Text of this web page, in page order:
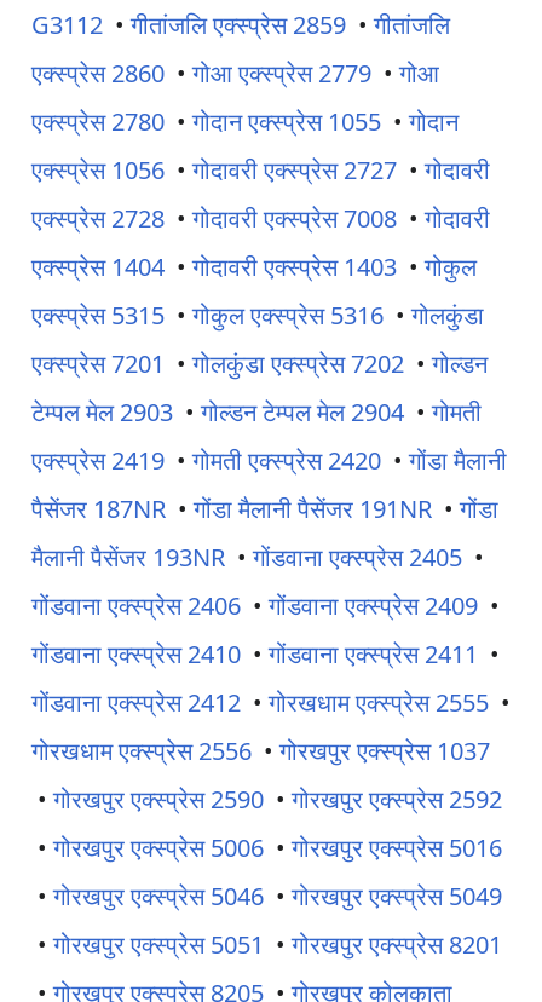
G3112 •गीतांजलि एक्स्प्रेस 2859 •गीतांजलि
एक्स्प्रेस 2860 •गोआ एक्स्प्रेस 2779 •गोआ
एक्स्प्रेस 2780 •गोदान एक्स्प्रेस 1055 •गोदान
एक्स्प्रेस 1056 •गोदावरी एक्स्प्रेस 2727 •गोदावरी
एक्स्प्रेस 2728 •गोदावरी एक्स्प्रेस 7008 •गोदावरी
एक्स्प्रेस 1404 •गोदावरी एक्स्प्रेस 1403 •गोकुल
एक्स्प्रेस 5315 •गोकुल एक्स्प्रेस 5316 •गोलकुंडा
एक्स्प्रेस 7201 •गोलकुंडा एक्स्प्रेस 7202 •गोल्डन
टेम्पल मेल 2903 •गोल्डन टेम्पल मेल 2904 •गोमती
एक्स्प्रेस 2419 •गोमती एक्स्प्रेस 2420 •गोंडा मैलानी
पैसेंजर 187NR •गोंडा मैलानी पैसेंजर 191NR •गोंडा
मैलानी पैसेंजर 193NR •गोंडवाना एक्स्प्रेस 2405 •
गोंडवाना एक्स्प्रेस 2406 •गोंडवाना एक्स्प्रेस 2409 •
गोंडवाना एक्स्प्रेस 2410 •गोंडवाना एक्स्प्रेस 2411 •
गोंडवाना एक्स्प्रेस 2412 •गोरखधाम एक्स्प्रेस 2555 •
गोरखधाम एक्स्प्रेस 2556 •गोरखपुर एक्स्प्रेस 1037
•गोरखपुर एक्स्प्रेस 2590 •गोरखपुर एक्स्प्रेस 2592
•गोरखपुर एक्स्प्रेस 5006 •गोरखपुर एक्स्प्रेस 5016
•गोरखपुर एक्स्प्रेस 5046 •गोरखपुर एक्स्प्रेस 5049
•गोरखपुर एक्स्प्रेस 5051 •गोरखपुर एक्स्प्रेस 8201
•गोरखपुर एक्स्प्रेस 8205 •गोरखपुर कोलकाता